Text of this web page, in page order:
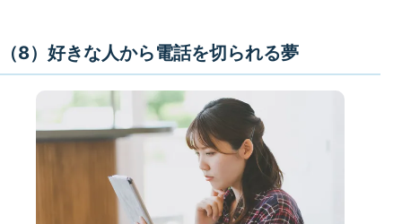
（8）好きな人から電話を切られる夢